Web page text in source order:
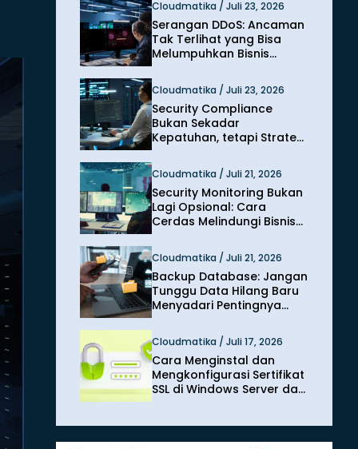
Cloudmatika / Juli 23, 2026
Serangan DDoS: Ancaman
Tak Terlihat yang Bisa
Melumpuhkan Bisnis
Cloudmatika / Juli 23, 2026
Security Compliance
Bukan Sekadar
Kepatuhan, tetapi Strategi
Cloudmatika / Juli 21, 2026
Security Monitoring Bukan
Lagi Opsional: Cara
Cerdas Melindungi Bisnis
Cloudmatika / Juli 21, 2026
Backup Database: Jangan
Tunggu Data Hilang Baru
Menyadari Pentingnya
Cloudmatika / Juli 17, 2026
Cara Menginstal dan
Mengkonfigurasi Sertifikat
SSL di Windows Server dan